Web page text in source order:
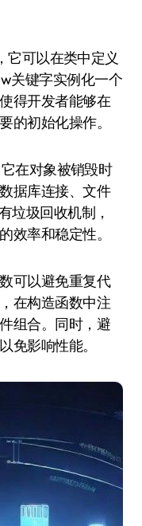
它可以在类中定义
关键字实例化一个
得开发者能够在
的初始化操作。
在对象被销毁时
据库连接、文件
垃圾回收机制，
效率和稳定性。
可以避免重复代
在构造函数中注
组合。同时，避
免影响性能。